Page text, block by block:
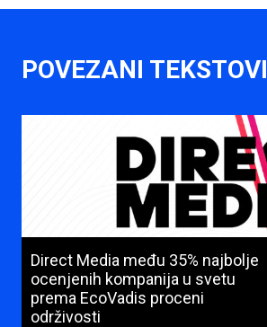
POVEZANI TEKSTOVI
Direct Media među 35% najbolje
ocenjenih kompanija u svetu
prema EcoVadis proceni
održivosti